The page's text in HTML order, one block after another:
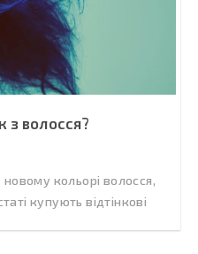
з волосся?
кольорі волосся,
купують відтінкові